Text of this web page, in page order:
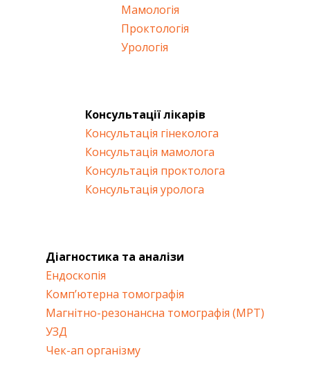
Мамологія
Проктологія
Урологія
Консультації лікарів
Консультація гінеколога
Консультація мамолога
Консультація проктолога
Консультація уролога
Діагностика та аналізи
Ендоскопія
Комп’ютерна томографія
Магнітно-резонансна томографія (МРТ)
УЗД
Чек-ап організму